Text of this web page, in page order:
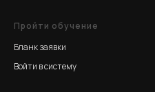
Пройти обучение
Бланк заявки
Войти в систему